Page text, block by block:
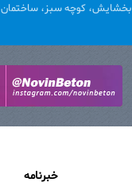
بخشایش، کوچه سبز، ساختمان
خبرنامه